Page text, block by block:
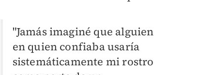
"Jamás imaginé que alguien
en quien confiaba usaría
sistemáticamente mi rostro